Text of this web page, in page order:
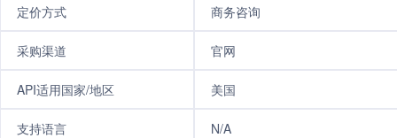
定价方式 商务咨询
采购渠道 官网
API适用国家/地区 美国
支持语言 N/A